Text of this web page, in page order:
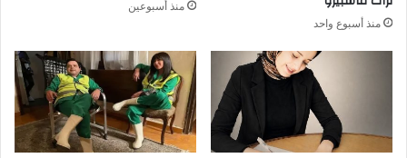
منذ أسبوع واحد
منذ أسبوعين